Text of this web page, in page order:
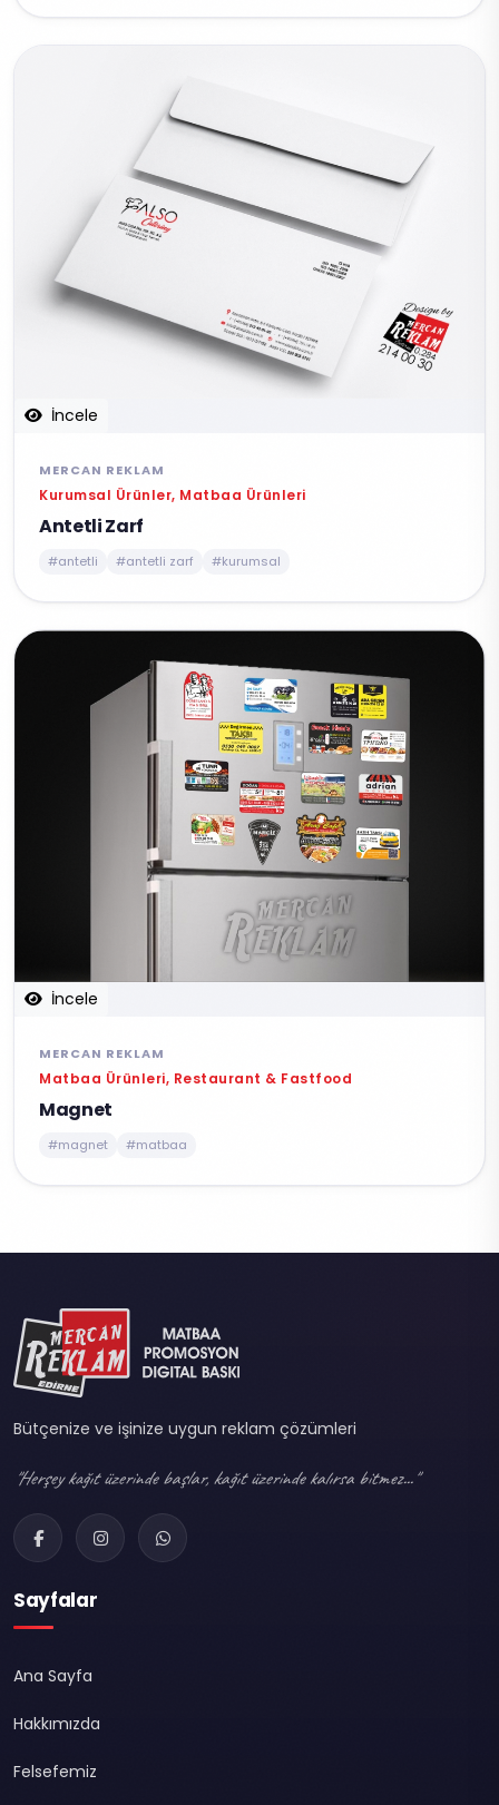
İncele
MERCAN REKLAM
Kurumsal Ürünler, Matbaa Ürünleri
Antetli Zarf
#antetli #antetli zarf #kurumsal
İncele
MERCAN REKLAM
Matbaa Ürünleri, Restaurant & Fastfood
Magnet
#magnet #matbaa
Bütçenize ve işinize uygun reklam çözümleri
"Herşey kağıt üzerinde başlar, kağıt üzerinde kalırsa bitmez..."
Sayfalar
Ana Sayfa
Hakkımızda
Felsefemiz